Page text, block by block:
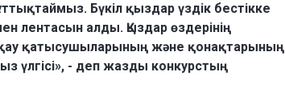
Бүкіл қыздар үздік бестікке
лентасын алды. Қыздар өздерінің
қатысушыларының және қонақтарының
үлгісі», - деп жазды конкурстың